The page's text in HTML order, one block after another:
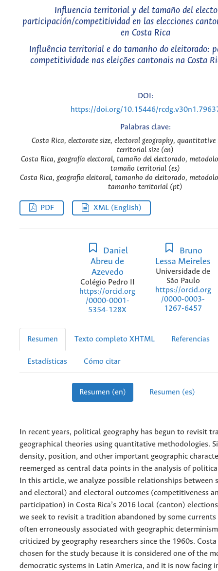
Influencia territorial y del tamaño del
participación/competitividad en las elecciones
en Costa Rica
Influência territorial e do tamanho do eleitorado:
competitividade nas eleições cantonais na Costa
DOI:
https://doi.org/10.15446/
Palabras clave:
Costa Rica, electorate size, electoral geography,
territorial size (en)
Costa Rica, geografía electoral, tamaño del electorado,
tamaño territorial (es)
Costa Rica, geografia eleitoral, tamanho do eleitorado,
tamanho territorial (pt)
PDF XML (English)
Daniel
Abreu de
Azevedo
Colégio Pedro II
https://orcid.org
/0000-0001-
5354-128X
Bruno
Lessa Meireles
Universidade de
São Paulo
https://orcid.org
/0000-0003-
1267-6457
Resumen Texto completo XHTML Referencias
Estadísticas Cómo citar
Resumen (en) Resumen (es)
In recent years, political geography has begun to revisit
geographical theories using quantitative methodologies.
density, position, and other important geographic
reemerged as central data points in the analysis of
In this article, we analyze possible relationships between
and electoral) and electoral outcomes (competitiveness
participation) in Costa Rica’s 2016 local (canton)
we seek to revisit a tradition abandoned by some currents
often erroneously associated with geographic
criticized by geography researchers since the 1960s. Costa
chosen for the study because it is considered one of the
democratic systems in Latin America, and it is now facing